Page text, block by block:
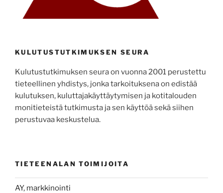
KULUTUSTUTKIMUKSEN SEURA
Kulutustutkimuksen seura on vuonna 2001 perustettu
tieteellinen yhdistys, jonka tarkoituksena on edistää
kulutuksen, kuluttajakäyttäytymisen ja kotitalouden
monitieteistä tutkimusta ja sen käyttöä sekä siihen
perustuvaa keskustelua.
TIETEENALAN TOIMIJOITA
AY, markkinointi